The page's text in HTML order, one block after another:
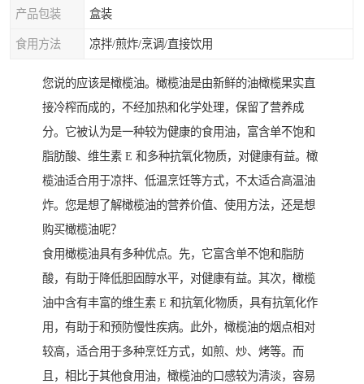
产品包装 盒装
食用方法 凉拌/煎炸/烹调/直接饮用
您说的应该是橄榄油。橄榄油是由新鲜的油橄榄果实直
接冷榨而成的，不经加热和化学处理，保留了营养成
分。它被认为是一种较为健康的食用油，富含单不饱和
脂肪酸、维生素 E 和多种抗氧化物质，对健康有益。橄
榄油适合用于凉拌、低温烹饪等方式，不太适合高温油
炸。您是想了解橄榄油的营养价值、使用方法，还是想
购买橄榄油呢？
食用橄榄油具有多种优点。先，它富含单不饱和脂肪
酸，有助于降低胆固醇水平，对健康有益。其次，橄榄
油中含有丰富的维生素 E 和抗氧化物质，具有抗氧化作
用，有助于和预防慢性疾病。此外，橄榄油的烟点相对
较高，适合用于多种烹饪方式，如煎、炒、烤等。而
且，相比于其他食用油，橄榄油的口感较为清淡，容易